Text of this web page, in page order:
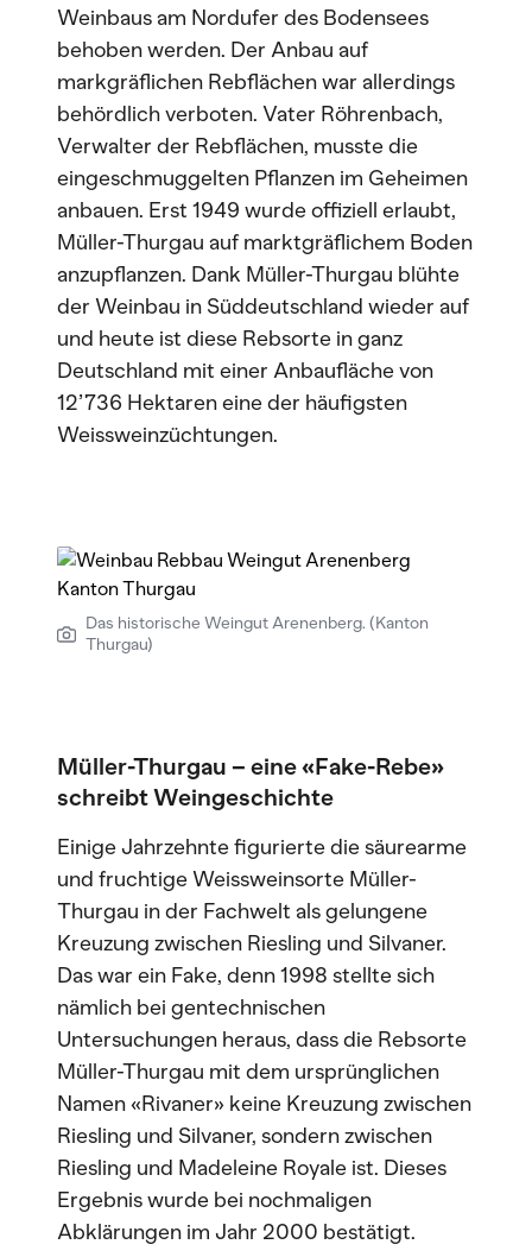
Weinbaus am Nordufer des Bodensees
behoben werden. Der Anbau auf
markgräflichen Rebflächen war allerdings
behördlich verboten. Vater Röhrenbach,
Verwalter der Rebflächen, musste die
eingeschmuggelten Pflanzen im Geheimen
anbauen. Erst 1949 wurde offiziell erlaubt,
Müller-Thurgau auf marktgräflichem Boden
anzupflanzen. Dank Müller-Thurgau blühte
der Weinbau in Süddeutschland wieder auf
und heute ist diese Rebsorte in ganz
Deutschland mit einer Anbaufläche von
12’736 Hektaren eine der häufigsten
Weissweinzüchtungen.
Das historische Weingut Arenenberg. (Kanton
Thurgau)
Müller-Thurgau – eine «Fake-Rebe»
schreibt Weingeschichte
Einige Jahrzehnte figurierte die säurearme
und fruchtige Weissweinsorte Müller-
Thurgau in der Fachwelt als gelungene
Kreuzung zwischen Riesling und Silvaner.
Das war ein Fake, denn 1998 stellte sich
nämlich bei gentechnischen
Untersuchungen heraus, dass die Rebsorte
Müller-Thurgau mit dem ursprünglichen
Namen «Rivaner» keine Kreuzung zwischen
Riesling und Silvaner, sondern zwischen
Riesling und Madeleine Royale ist. Dieses
Ergebnis wurde bei nochmaligen
Abklärungen im Jahr 2000 bestätigt.